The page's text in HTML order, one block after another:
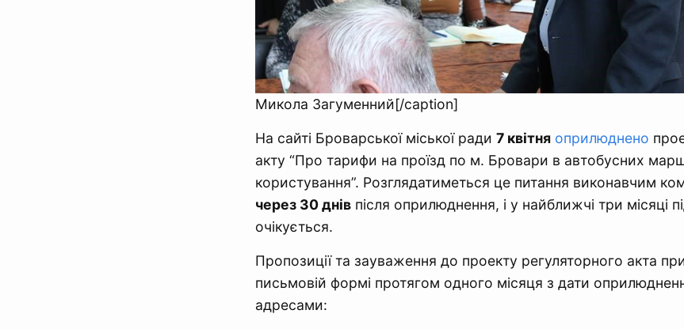
Микола Загуменний[/caption]
На сайті Броварської міської ради 7 квітня оприлюднено
акту “Про тарифи на проїзд по м. Бровари в автобусних
користування”. Розглядатиметься це питання виконавчим
через 30 днів після оприлюднення, і у найближчі три місяці
очікується.
Пропозиції та зауваження до проекту регуляторного акта
письмовій формі протягом одного місяця з дати
адресами: